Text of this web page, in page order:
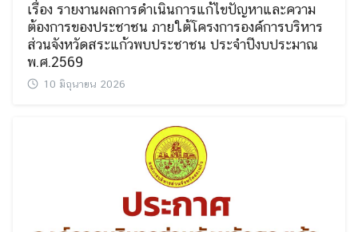
เรื่อง รายงานผลการดำเนินการแก้ไขปัญหาและความ
ต้องการของประชาชน ภายใต้โครงการองค์การบริหาร
ส่วนจังหวัดสระแก้วพบประชาชน ประจำปีงบประมาณ
พ.ศ.2569
10 มิถุนายน 2026